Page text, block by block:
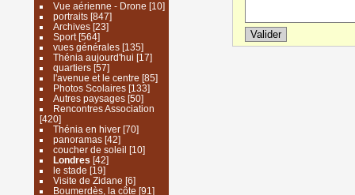
Vue aérienne - Drone [10]
portraits[847]
Archives [23]
Sport[564]
vues générales[135]
Thénia aujourd'hui [17]
quartiers[57]
l'avenue et le centre [85]
Photos Scolaires[133]
Autres paysages[50]
Rencontres Association
[420]
Thénia en hiver[70]
panoramas[42]
coucher de soleil [10]
Londres [42]
le stade [19]
Visite de Zidane [6]
Boumerdès, la côte [91]